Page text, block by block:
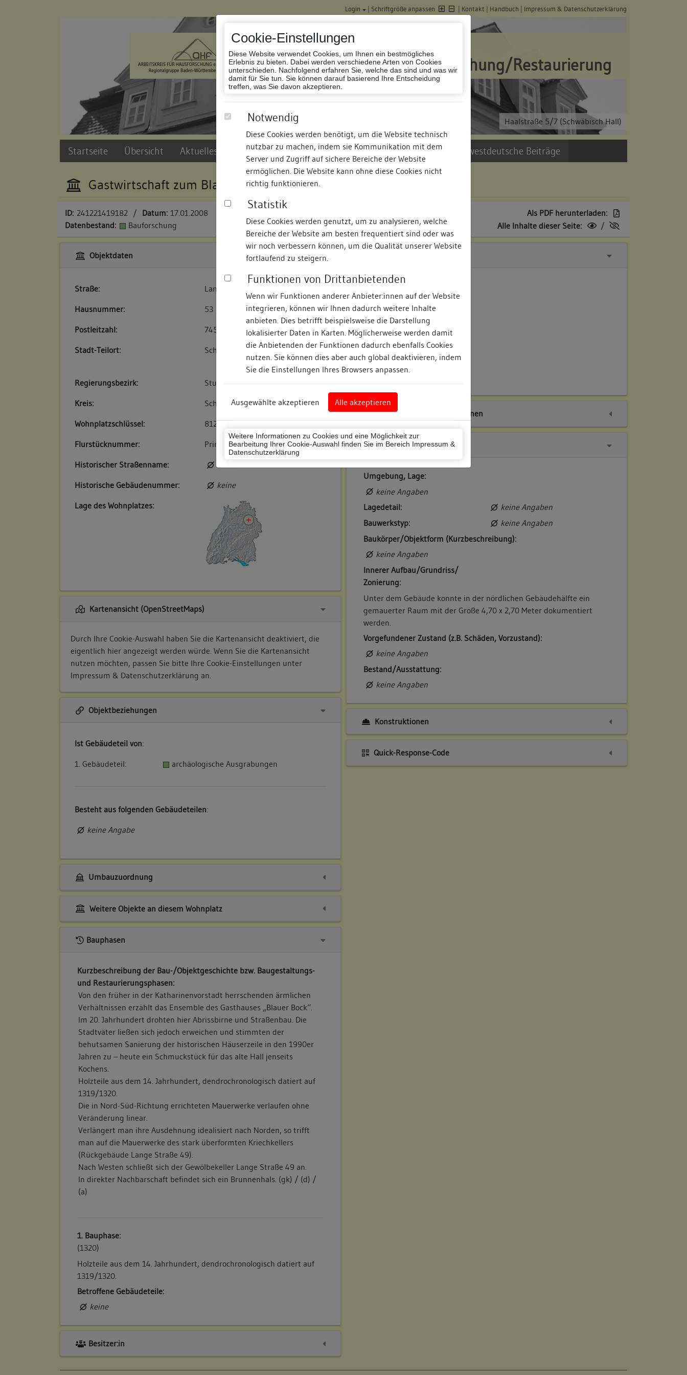
Cookie-Einstellungen
Diese Website verwendet Cookies, um Ihnen ein bestmögliches
Erlebnis zu bieten. Dabei werden verschiedene Arten von Cookies
unterschieden. Nachfolgend erfahren Sie, welche das sind und was wir
damit für Sie tun. Sie können darauf basierend Ihre Entscheidung
treffen, was Sie davon akzeptieren.
Notwendig
Diese Cookies werden benötigt, um die Website technisch
nutzbar zu machen, indem sie Kommunikation mit dem
Server und Zugriff auf sichere Bereiche der Website
ermöglichen. Die Website kann ohne diese Cookies nicht
richtig funktionieren.
Statistik
Diese Cookies werden genutzt, um zu analysieren, welche
Bereiche der Website am besten frequentiert sind oder was
wir noch verbessern können, um die Qualität unserer Website
fortlaufend zu steigern.
Funktionen von Drittanbietenden
Wenn wir Funktionen anderer Anbieter:innen auf der Website
integrieren, können wir Ihnen dadurch weitere Inhalte
anbieten. Dies betrifft beispielsweise die Darstellung
lokalisierter Daten in Karten. Möglicherweise werden damit
die Anbietenden der Funktionen dadurch ebenfalls Cookies
nutzen. Sie können dies aber auch global deaktivieren, indem
Sie die Einstellungen Ihres Browsers anpassen.
Ausgewählte akzeptieren Alle akzeptieren
Weitere Informationen zu Cookies und eine Möglichkeit zur
Bearbeitung Ihrer Cookie-Auswahl finden Sie im Bereich Impressum &
Datenschutzerklärung
Login | Schriftgröße anpassen | Kontakt | Handbuch | Impressum & Datenschutzerklärung
Haalstraße 5/7 (Schwäbisch Hall)
Datenbank Bauforschung/Restaurierung
Startseite Übersicht Aktuelles und Termine Suche Freie Bauforscher:innen Südwestdeutsche Beiträge
Gastwirtschaft zum Blauen Bock
ID: 241221419182 / Datum: 17.01.2008
Datenbestand:
Bauforschung
Als PDF herunterladen:
Alle Inhalte dieser Seite:
/
Objektdaten
Straße:
Lange Straße
Hausnummer:
53
Postleitzahl:
74523
Stadt-Teilort:
Schwäbisch Hall
Regierungsbezirk:
Stuttgart
Kreis:
Schwäbisch Hall (Landkreis)
Wohnplatzschlüssel:
8127076049
Flurstücknummer:
Primärkatasternummer: 647
Historischer Straßenname:
keiner
Historische Gebäudenummer:
keine
Lage des Wohnplatzes:
Kartenansicht (OpenStreetMaps)
Durch Ihre Cookie-Auswahl haben Sie die Kartenansicht deaktiviert, die
eigentlich hier angezeigt werden würde. Wenn Sie die Kartenansicht
nutzen möchten, passen Sie bitte Ihre Cookie-Einstellungen unter
Impressum & Datenschutzerklärung an.
Objektbeziehungen
Ist Gebäudeteil von:
1. Gebäudeteil:
archäologische Ausgrabungen
Besteht aus folgenden Gebäudeteilen:
keine Angabe
Umbauzuordnung
Weitere Objekte an diesem Wohnplatz
Bauphasen
Kurzbeschreibung der Bau-/Objektgeschichte bzw. Baugestaltungs-
und Restaurierungsphasen:
Von den früher in der Katharinenvorstadt herrschenden ärmlichen
Verhältnissen erzählt das Ensemble des Gasthauses „Blauer Bock“.
Im 20. Jahrhundert drohten hier Abrissbirne und Straßenbau. Die
Stadtväter ließen sich jedoch erweichen und stimmten der
behutsamen Sanierung der historischen Häuserzeile in den 1990er
Jahren zu – heute ein Schmuckstück für das alte Hall jenseits
Kochens.
Holzteile aus dem 14. Jahrhundert, dendrochronologisch datiert auf
1319/1320.
Die in Nord-Süd-Richtung errichteten Mauerwerke verlaufen ohne
Veränderung linear.
Verlängert man ihre Ausdehnung idealisiert nach Norden, so trifft
man auf die Mauerwerke des stark überformten Kriechkellers
(Rückgebäude Lange Straße 49).
Nach Westen schließt sich der Gewölbekeller Lange Straße 49 an.
In direkter Nachbarschaft befindet sich ein Brunnenhals. (gk) / (d) /
(a)
1. Bauphase:
(1320)
Holzteile aus dem 14. Jahrhundert, dendrochronologisch datiert auf
1319/1320.
Betroffene Gebäudeteile:
keine
Besitzer:in
Zugeordnete Dokumentationen
Beschreibung
Umgebung, Lage:
keine Angaben
Lagedetail:
keine Angaben
Bauwerkstyp:
keine Angaben
Baukörper/Objektform (Kurzbeschreibung):
keine Angaben
Innerer Aufbau/Grundriss/
Zonierung:
Unter dem Gebäude konnte in der nördlichen Gebäudehälfte ein
gemauerter Raum mit der Größe 4,70 x 2,70 Meter dokumentiert
werden.
Vorgefundener Zustand (z.B. Schäden, Vorzustand):
keine Angaben
Bestand/Ausstattung:
keine Angaben
Konstruktionen
Quick-Response-Code